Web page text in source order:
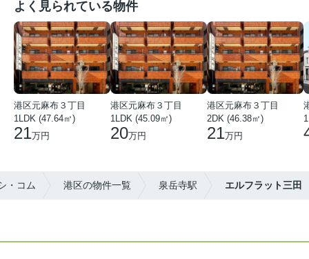
よく見られている物件
港区元麻布３丁目
1LDK (47.64㎡)
21万円
港区元麻布３丁目
1LDK (45.09㎡)
20万円
港区元麻布３丁目
2DK (46.38㎡)
21万円
・コム 港区の物件一覧 泉岳寺駅 エルフラット三田